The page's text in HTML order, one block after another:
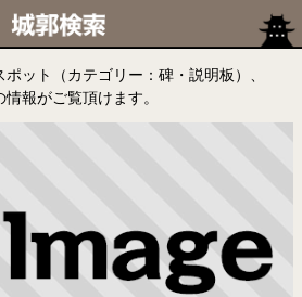
ット（カテゴリー：碑・説明板）、
報がご覧頂けます。